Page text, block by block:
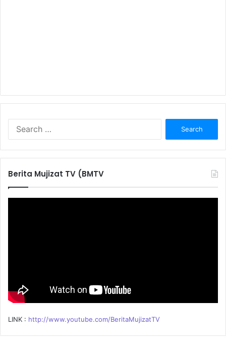
f
o
Berita Mujizat TV (BMTV
LINK : http://www.youtube.com/BeritaMujizatTV